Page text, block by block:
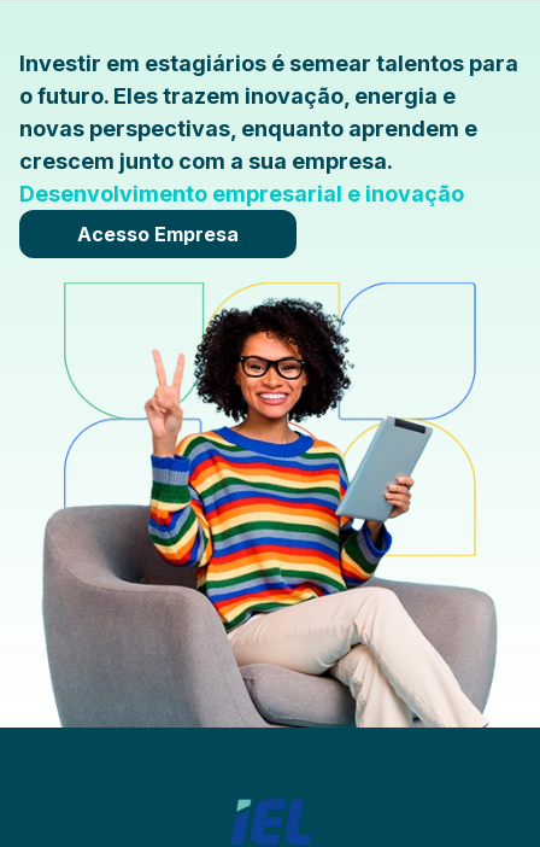
Investir em estagiários é semear talentos para
o futuro. Eles trazem inovação, energia e
novas perspectivas, enquanto aprendem e
crescem junto com a sua empresa.
Desenvolvimento empresarial e inovação
Acesso Empresa